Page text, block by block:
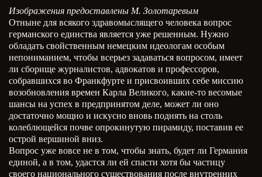
Изображения предоставлены М. Золотаревым
Отныне для всякого здравомыслящего человека вопрос
германского единства является уже решенным. Нужно
обладать свойственным немецким идеологам особым
непониманием, чтобы всерьез задаваться вопросом, имеет
ли сборище журналистов, адвокатов и профессоров,
собравшихся во Франкфурте и присвоивших себе миссию
возобновления времен Карла Великого, какие-то весомые
шансы на успех в предпринятом деле, может ли оно
достаточно мощно и искусно вновь поднять на столь
колеблющейся почве опрокинутую пирамиду, поставив ее
острой вершиной вниз.
Вопрос уже вовсе не в том, чтобы знать, будет ли Германия
единой, а в том, удастся ли ей спасти хотя бы частицу
своего национального существования после внутренних